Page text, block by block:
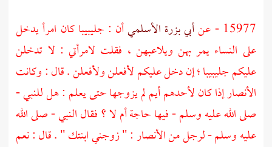
15977 - عن
أبي بزرة الأسلميأن : جليبيباكان امرأ يدخل
على النساء يمر بهن ويلاعبهن ، فقلت لامرأتي : لا تدخلن
عليكمجليبيبا؛ إن دخل عليكم لأفعلن ولأفعلن . قال : وكانت
الأنصارإذا كان لأحدهم أيم لم يزوجها حتى يعلم : هل للنبي -
صلى الله عليه وسلم - فيها حاجة أم لا ؟ فقال النبي - صلى الله
عليه وسلم - لرجل منالأنصار: " زوجني ابنتك " . قال : نعم